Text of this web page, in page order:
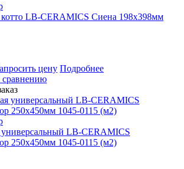
котто LB-CERAMICS Сиена 198x398мм
цену Подробнее
универсальный LB-CERAMICS
250x450мм 1045-0115 (м2)